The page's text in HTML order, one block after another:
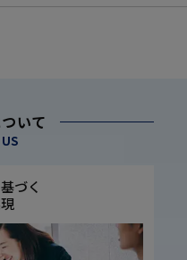
いて
づく